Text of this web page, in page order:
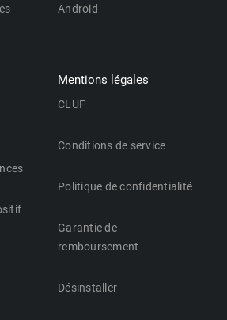
Android
Mentions légales
CLUF
Conditions de service
Politique de confidentialité
Garantie de
remboursement
Désinstaller